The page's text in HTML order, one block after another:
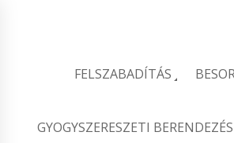
FELSZABADÍTÁS
GYOGYSZERESZETI